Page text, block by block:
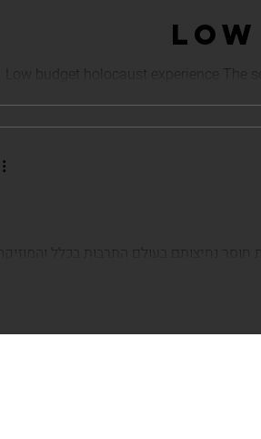
Low budget holocaust experience
נחיצותם בעולם התרבות בכלל